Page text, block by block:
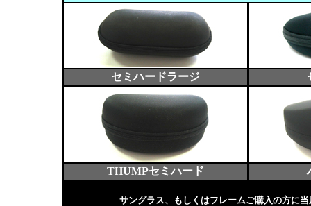
セミハードラージ
THUMPセミハード
サングラス、もしくはフレームご購入の方に